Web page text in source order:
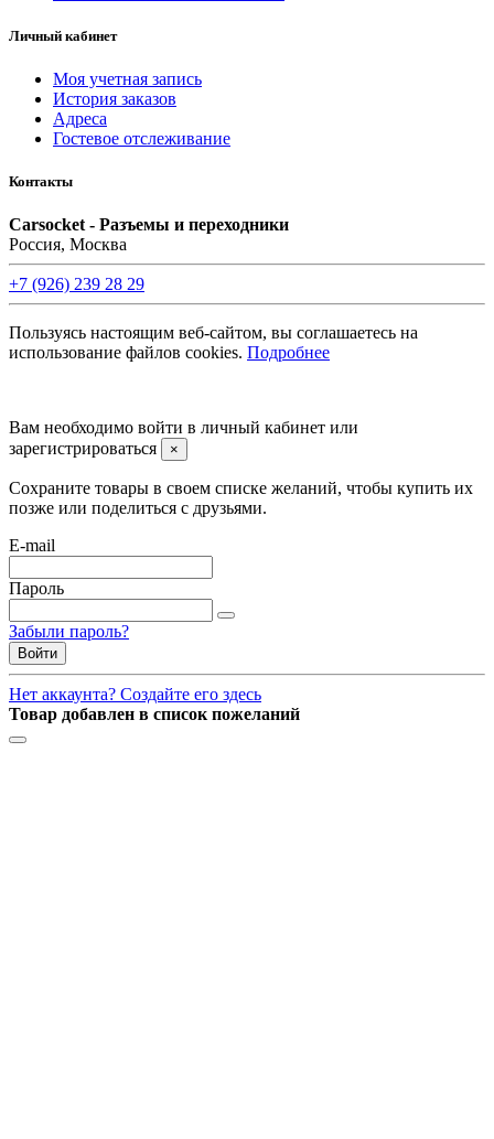
Личный кабинет
Моя учетная запись
История заказов
Адреса
Гостевое отслеживание
Контакты
Carsocket - Разъемы и переходники
Россия, Москва
+7 (926) 239 28 29
Пользуясь настоящим веб-сайтом, вы соглашаетесь на
использование файлов cookies. Подробнее
Вам необходимо войти в личный кабинет или
зарегистрироваться
×
Сохраните товары в своем списке желаний, чтобы купить их
позже или поделиться с друзьями.
E-mail
Пароль
Забыли пароль?
Войти
Нет аккаунта? Создайте его здесь
Товар добавлен в список пожеланий